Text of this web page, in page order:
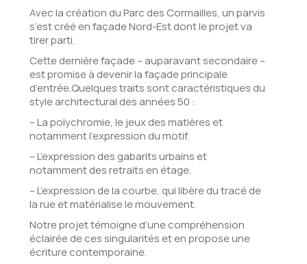
Avec la création du Parc des Cormailles, un parvis
s’est créé en façade Nord-Est dont le projet va
tirer parti.
Cette dernière façade – auparavant secondaire –
est promise à devenir la façade principale
d’entrée.Quelques traits sont caractéristiques du
style architectural des années 50 :
– La polychromie, le jeux des matières et
notamment l’expression du motif.
– L’expression des gabarits urbains et
notamment des retraits en étage.
– L’expression de la courbe, qui libère du tracé de
la rue et matérialise le mouvement.
Notre projet témoigne d’une compréhension
éclairée de ces singularités et en propose une
écriture contemporaine.